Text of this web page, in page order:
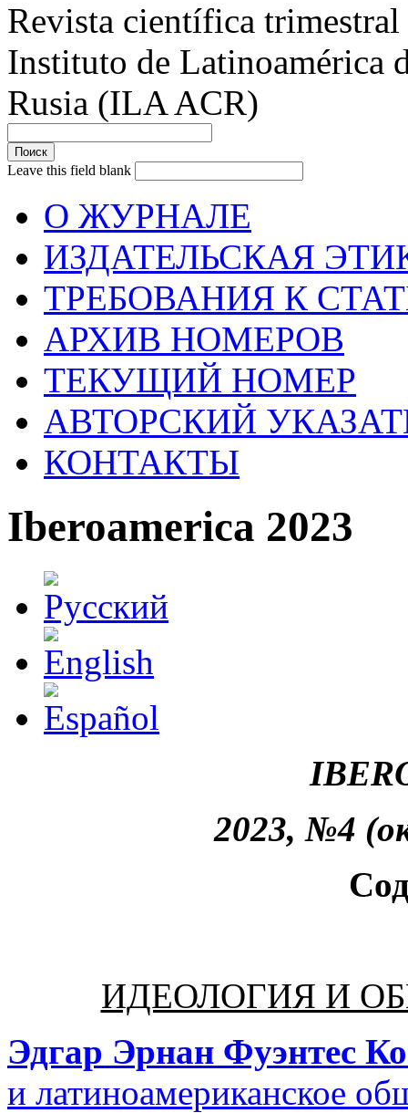
Revista científica
Instituto de Latinoamérica
Rusia (ILA ACR)
Leave this field blank
О ЖУРНАЛЕ
ИЗДАТЕЛЬСКАЯ
ТРЕБОВАНИЯ К
АРХИВ НОМЕРОВ
ТЕКУЩИЙ НОМЕР
АВТОРСКИЙ
КОНТАКТЫ
Iberoamerica 2023
2023, №4
ИДЕОЛОГИЯ И
Эдгар Эрнан Фуэнтес
и латиноамериканское